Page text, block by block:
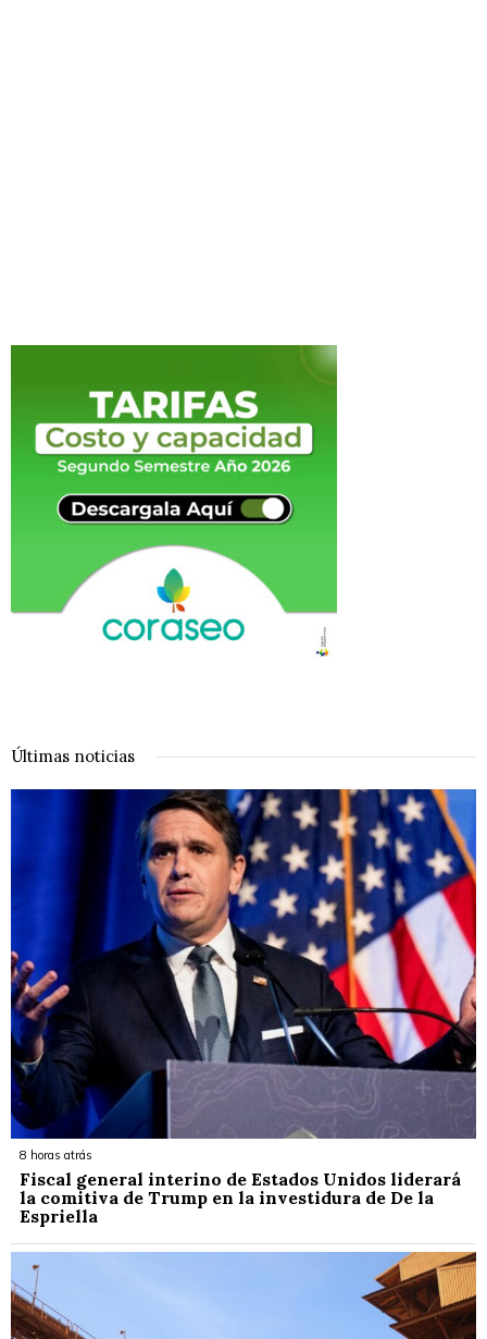
Últimas noticias
8 horas atrás
Fiscal general interino de Estados Unidos liderará
la comitiva de Trump en la investidura de De la
Espriella